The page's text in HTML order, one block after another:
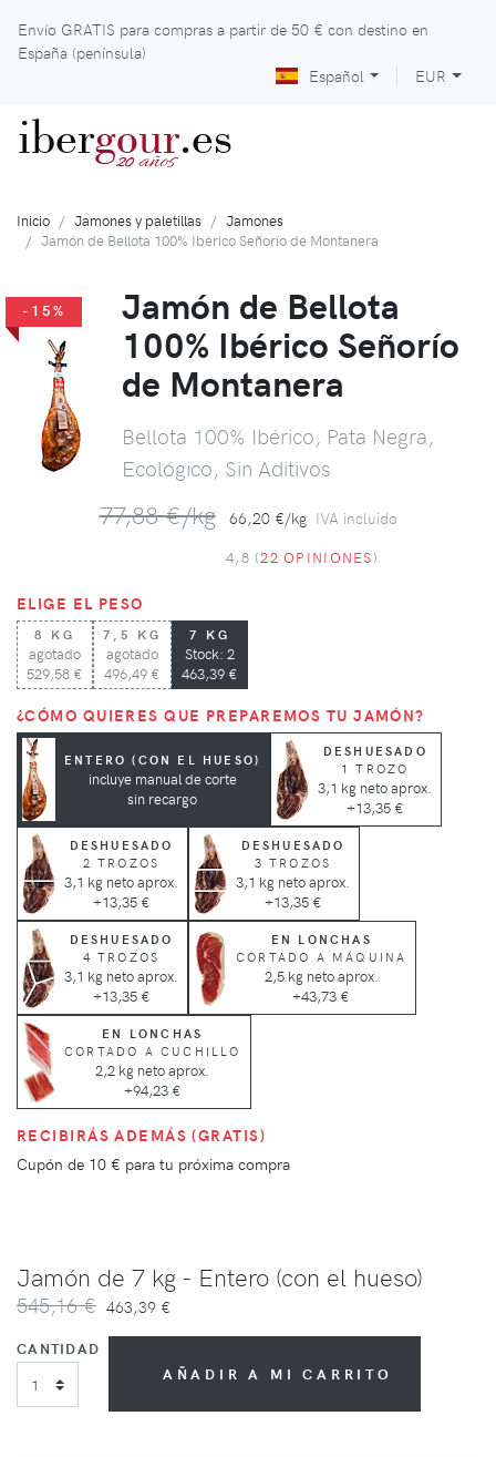
Envío GRATIS para compras a partir de 50 € con destino en
España (península)
Español
EUR
ibergour
20 años .es
Inicio Jamones y paletillas
Jamones
Jamón de Bellota 100% Ibérico Señorío de Montanera
-15% Jamón de Bellota
100% Ibérico Señorío
de Montanera
Bellota 100% Ibérico, Pata Negra,
Ecológico, Sin Aditivos
77,88 €/kg 66,20 €/kg IVA incluido
4,8 (22 OPINIONES)
ELIGE EL PESO
8 KG
agotado
529,58 €
7,5 KG
agotado
496,49 €
7 KG
Stock: 2
463,39 €
¿CÓMO QUIERES QUE PREPAREMOS TU JAMÓN?
ENTERO (CON EL HUESO)
incluye manual de corte
sin recargo
DESHUESADO
1 TROZO
3,1 kg neto aprox.
+13,35 €
DESHUESADO
2 TROZOS
3,1 kg neto aprox.
+13,35 €
DESHUESADO
3 TROZOS
3,1 kg neto aprox.
+13,35 €
DESHUESADO
4 TROZOS
3,1 kg neto aprox.
+13,35 €
EN LONCHAS
CORTADO A MÁQUINA
2,5 kg neto aprox.
+43,73 €
EN LONCHAS
CORTADO A CUCHILLO
2,2 kg neto aprox.
+94,23 €
RECIBIRÁS ADEMÁS (GRATIS)
Cupón de 10 € para tu próxima compra
Jamón de 7 kg - Entero (con el hueso)
545,16 € 463,39 €
CANTIDAD
AÑADIR A MI CARRITO